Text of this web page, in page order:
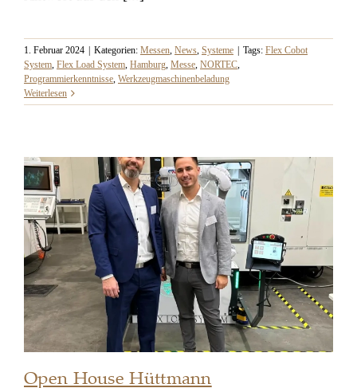
1. Februar 2024 Kategorien: Messen, News, Systeme Tags: Flex Cobot
System, Flex Load System, Hamburg, Messe, NORTEC,
Programmierkenntnisse, Werkzeugmaschinenbeladung
Weiterlesen
Open House Hüttmann